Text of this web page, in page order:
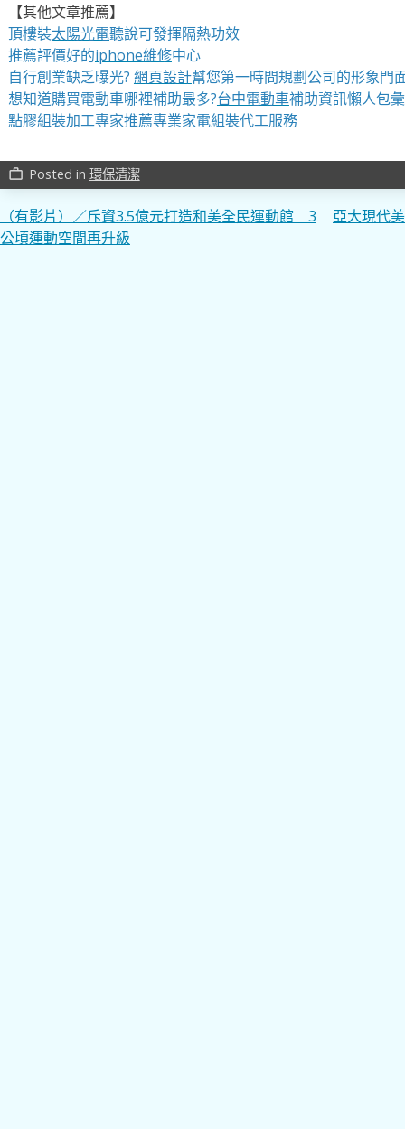
【其他文章推薦】
頂樓裝太陽光電聽說可發揮隔熱功效
推薦評價好的iphone維修中心
自行創業缺乏曝光? 網頁設計幫您第一時間規劃公司的形象門
想知道購買電動車哪裡補助最多?台中電動車補助資訊懶人包
點膠組裝加工專家推薦專業家電組裝代工服務
work_outline Posted in 環保清潔
文
章
（有影片）／斥資3.5億元打造和美全民運動館 3
公頃運動空間再升級
亞大現代